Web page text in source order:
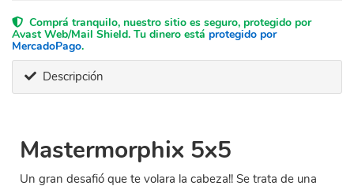
Comprá tranquilo, nuestro sitio es seguro, protegido por
Avast Web/Mail Shield. Tu dinero está protegido por
MercadoPago.
Descripción
Mastermorphix 5x5
Un gran desafió que te volara la cabeza!! Se trata de una